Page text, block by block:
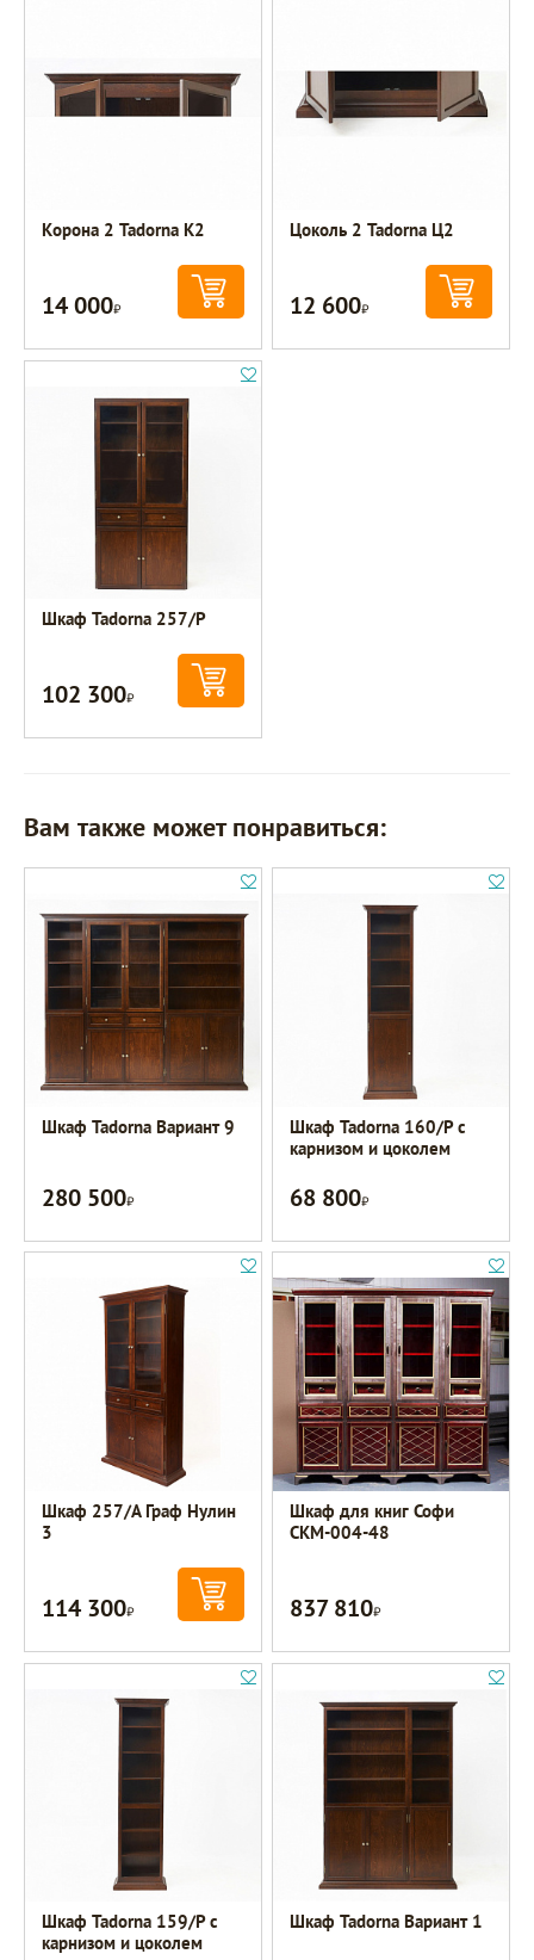
Корона 2 Tadorna К2
14 000Р
Цоколь 2 Tadorna Ц2
12 600Р
Шкаф Tadorna 257/Р
102 300Р
Вам также может понравиться:
Шкаф Tadorna Вариант 9
280 500Р
Шкаф Tadorna 160/Р с
карнизом и цоколем
68 800Р
Шкаф 257/А Граф Нулин
3
114 300Р
Шкаф для книг Софи
СКМ-004-48
837 810Р
Шкаф Tadorna 159/Р с
карнизом и цоколем
Шкаф Tadorna Вариант 1